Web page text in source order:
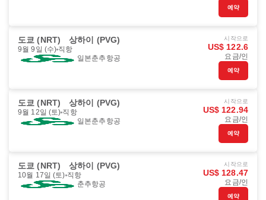
예약
도쿄 (NRT) 상하이 (PVG)
9월 9일 (수) 직항
일본춘추항공
시작으로
US$ 122.6
요금/인
예약
도쿄 (NRT) 상하이 (PVG)
9월 12일 (토) 직항
일본춘추항공
시작으로
US$ 122.94
요금/인
예약
도쿄 (NRT) 상하이 (PVG)
10월 17일 (토) 직항
춘추항공
시작으로
US$ 128.47
요금/인
예약